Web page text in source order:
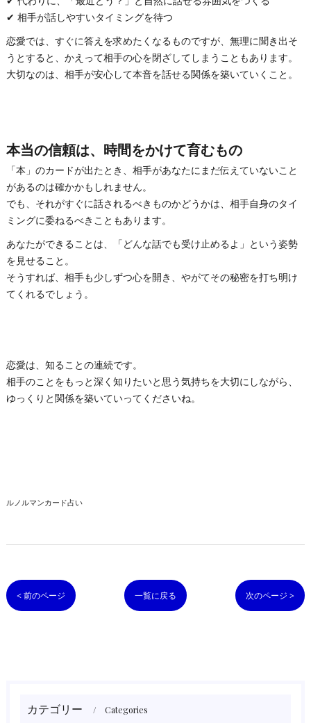
✔ 相手が話しやすいタイミングを待つ
恋愛では、すぐに答えを求めたくなるものですが、無理に聞き出そ
うとすると、かえって相手の心を閉ざしてしまうこともあります。
大切なのは、相手が安心して本音を話せる関係を築いていくこと。
本当の信頼は、時間をかけて育むもの
「本」のカードが出たとき、相手があなたにまだ伝えていないこと
があるのは確かかもしれません。
でも、それがすぐに話されるべきものかどうかは、相手自身のタイ
ミングに委ねるべきこともあります。
あなたができることは、「どんな話でも受け止めるよ」という姿勢
を見せること。
そうすれば、相手も少しずつ心を開き、やがてその秘密を打ち明け
てくれるでしょう。
恋愛は、知ることの連続です。
相手のことをもっと深く知りたいと思う気持ちを大切にしながら、
ゆっくりと関係を築いていってくださいね。
ルノルマンカード占い
< 前のページ 一覧に戻る 次のページ >
カテゴリー Categories